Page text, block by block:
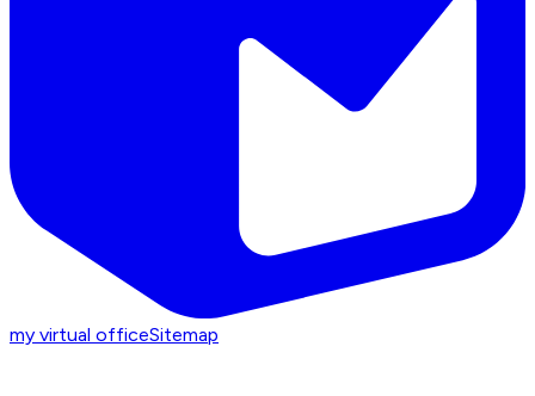
my virtual officeSitemap